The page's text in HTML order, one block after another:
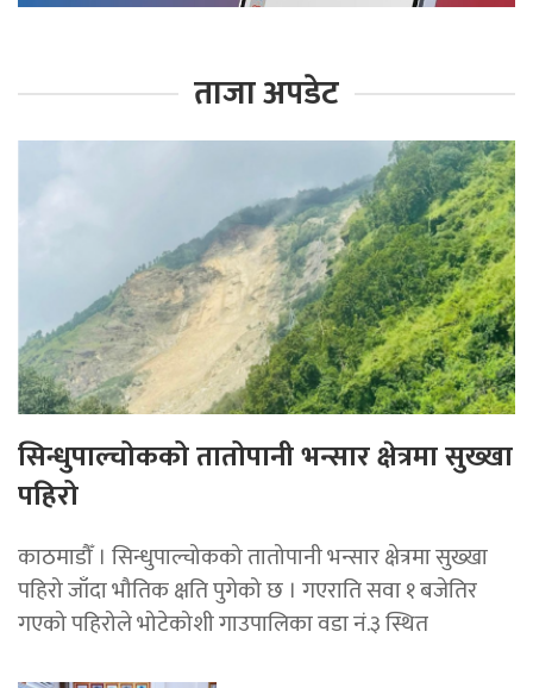
ताजा अपडेट
सिन्धुपाल्चोकको तातोपानी भन्सार क्षेत्रमा सुख्खा
पहिरो
काठमाडौँ । सिन्धुपाल्चोकको तातोपानी भन्सार क्षेत्रमा सुख्खा
पहिरो जाँदा भौतिक क्षति पुगेको छ । गएराति सवा १ बजेतिर
गएको पहिरोले भोटेकोशी गाउपालिका वडा नं.३ स्थित